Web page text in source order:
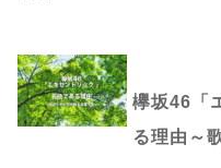
欅坂46「
る理由～